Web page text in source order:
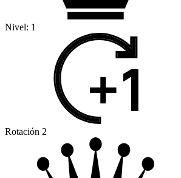
Nivel: 1
Rotación 2